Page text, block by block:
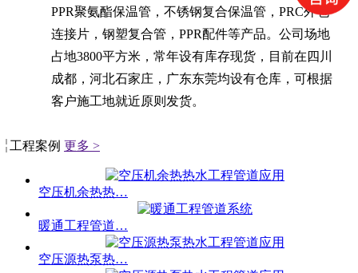
PPR聚氨酯保温管，不锈钢复合保温管，PRC外包
连接片，钢塑复合管，PPR配件等产品。公司场地
占地3800平方米，常年设有库存现货，目前在四川
成都，河北石家庄，广东东莞均设有仓库，可根据
客户施工地就近原则发货。
工程案例 更多 >
空压机余热热…
暖通工程管道…
空压源热泵热…